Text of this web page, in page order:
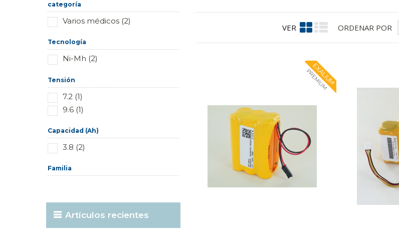
categoría
Varios médicos (2)
Tecnología
Ni-Mh (2)
Tensión
7.2 (1)
9.6 (1)
Capacidad (Ah)
3.8 (2)
Familia
Artículos recientes
VER ORDENAR POR
EXALIUM
PREMIUM